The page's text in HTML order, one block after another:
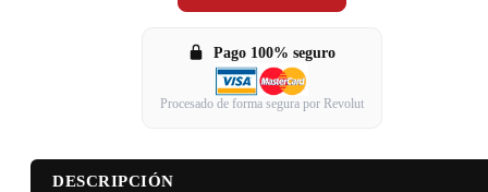
Pago 100% seguro
Procesado de forma segura por Revolut
DESCRIPCIÓN